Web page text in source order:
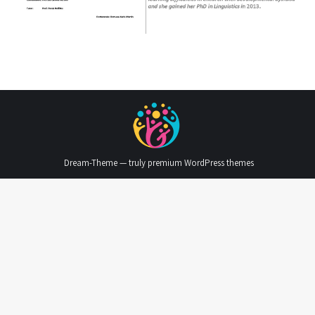
Dream-Theme — truly premium WordPress themes